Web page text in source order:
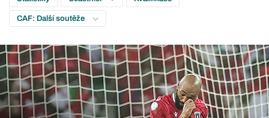
CAF: Další soutěže